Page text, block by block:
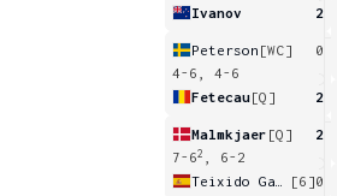
Ivanov
2
Peterson [WC]
0
4-6, 4-6
Fetecau[Q] 2
Malmkjaer [Q]
2
7-62
, 6-2
[6]0